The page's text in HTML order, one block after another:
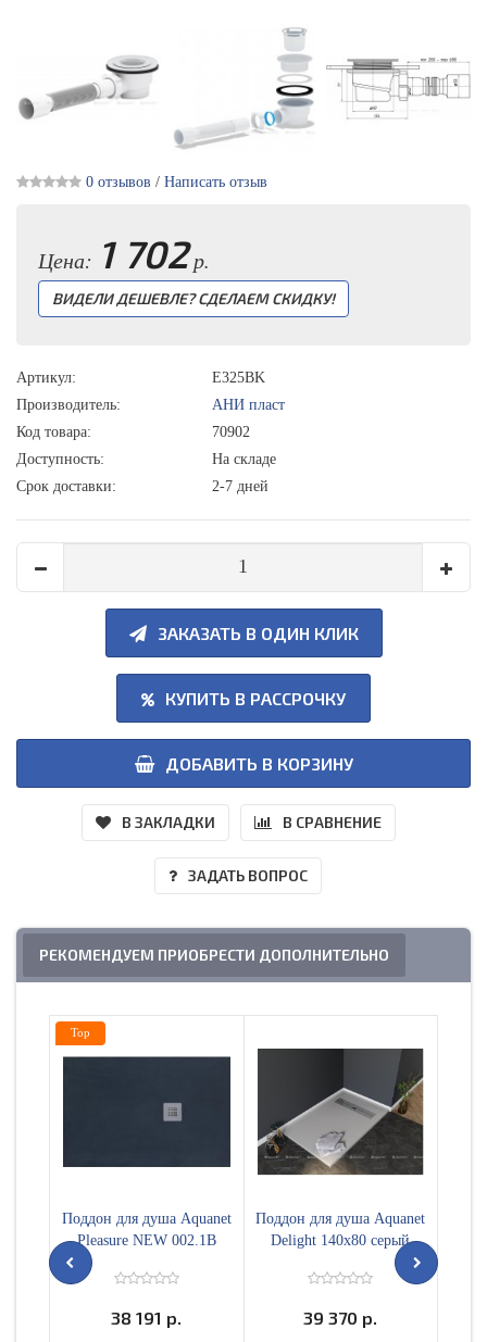
0 отзывов / Написать отзыв
Цена: 1 702р.
ВИДЕЛИ ДЕШЕВЛЕ? СДЕЛАЕМ СКИДКУ!
Артикул:
E325BK
Производитель:
АНИ пласт
Код товара:
70902
Доступность:
На складе
Срок доставки:
2-7 дней
ЗАКАЗАТЬ В ОДИН КЛИК
КУПИТЬ В РАССРОЧКУ
ДОБАВИТЬ В КОРЗИНУ
В ЗАКЛАДКИ В СРАВНЕНИЕ
ЗАДАТЬ ВОПРОС
РЕКОМЕНДУЕМ ПРИОБРЕСТИ ДОПОЛНИТЕЛЬНО
Поддон для душа Aquanet
Pleasure NEW 002.1B
120x90, черный камень
00258891
38 191 р.
Top
Поддон для душа Aquanet
Delight 140x80 серый
39 370 р.